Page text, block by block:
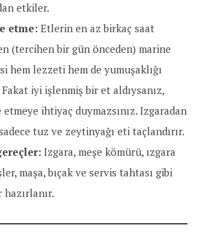
etkiler.
etme:Etlerin en az birkaç saat
(tercihen bir gün önceden) marine
hem lezzeti hem de yumuşaklığı
Fakat iyi işlenmiş bir et aldıysanız,
etmeye ihtiyaç duymazsınız. Izgaradan
tuz ve zeytinyağı eti taçlandırır.
Izgara, meşe kömürü, ızgara
maşa, bıçak ve servis tahtası gibi